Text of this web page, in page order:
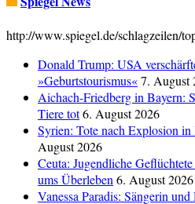
http://www.spiegel.de/schlagzeilen/
Donald Trump: USA
»Geburtstourismus«7. August
Aichach-Friedberg in Bayern:
Tiere tot6. August 2026
Syrien: Tote nach Explosion
August 2026
Ceuta: Jugendliche
ums Überleben6. August 2026
Vanessa Paradis: Sängerin